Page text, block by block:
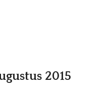
2015